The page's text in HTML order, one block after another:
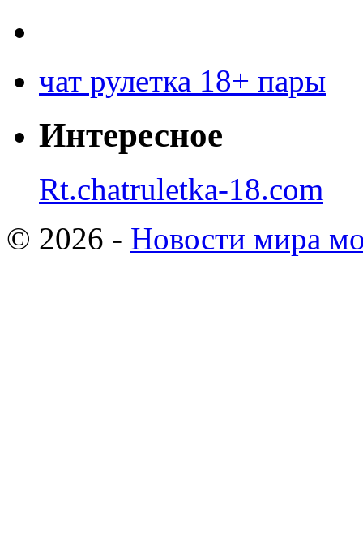
чат рулетка 18+ пары
Интересное
Rt.chatruletka-18.com
© 2026 - Новости мира